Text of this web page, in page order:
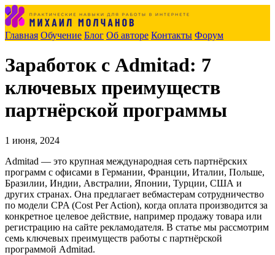
Главная Обучение Блог Об авторе Контакты Форум
Заработок с Admitad: 7
ключевых преимуществ
партнёрской программы
1 июня, 2024
Admitad — это крупная международная сеть партнёрских
программ с офисами в Германии, Франции, Италии, Польше,
Бразилии, Индии, Австралии, Японии, Турции, США и
других странах. Она предлагает вебмастерам сотрудничество
по модели CPA (Cost Per Action), когда оплата производится за
конкретное целевое действие, например продажу товара или
регистрацию на сайте рекламодателя. В статье мы рассмотрим
семь ключевых преимуществ работы с партнёрской
программой Admitad.